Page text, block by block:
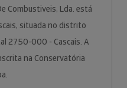
Combustiveis, Lda. está
situada no distrito
2750-000 - Cascais. A
na Conservatória